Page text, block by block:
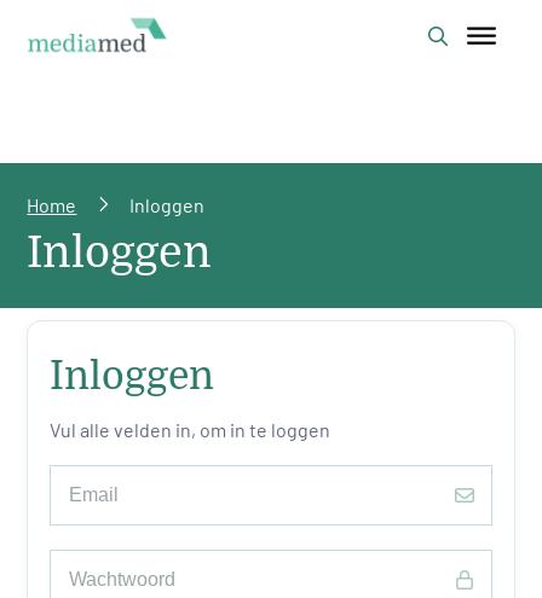
Home Inloggen
Inloggen
Inloggen
Vul alle velden in, om in te loggen